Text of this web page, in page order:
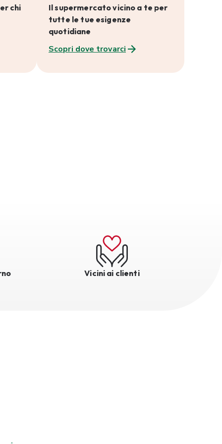
chi
Il supermercato vicino a te per
tutte le tue esigenze
quotidiane
Scopri dove trovarci
Vicini ai clienti